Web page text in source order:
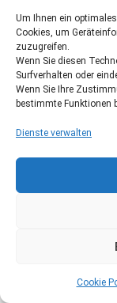
Um Ihnen ein
Cookies, um
zuzugreifen.
Wenn Sie diesen
Surfverhalten oder
Wenn Sie Ihre
bestimmte Funktionen
Dienste verwalten
Cookie